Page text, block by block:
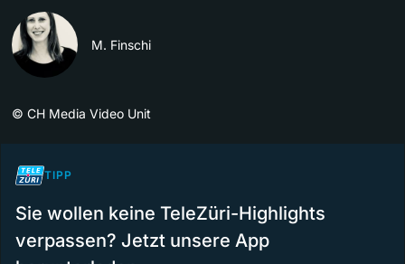
M. Finschi
© CH Media Video Unit
TIPP
Sie wollen keine TeleZüri-Highlights
verpassen? Jetzt unsere App